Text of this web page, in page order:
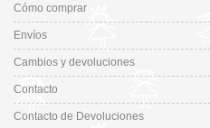
Cómo comprar
Envíos
Cambios y devoluciones
Contacto
Contacto de Devoluciones